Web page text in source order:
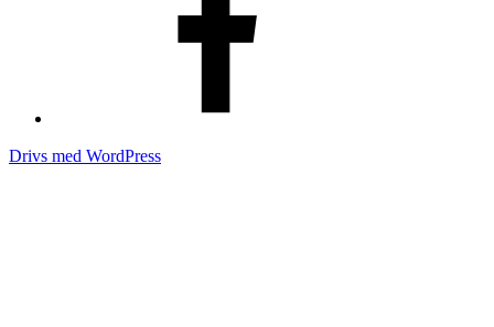
Drivs med WordPress